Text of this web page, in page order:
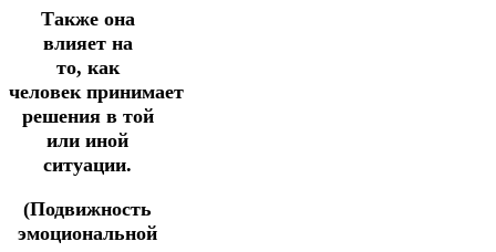
Также она
влияет на
то, как
человек принимает
решения в той
или иной
ситуации.
(Подвижность
эмоциональной